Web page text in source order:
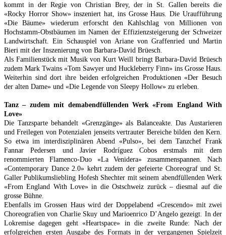
kommt in der Regie von Christian Brey, der in St. Gallen bereits die
«Rocky Horror Show» inszeniert hat, ins Grosse Haus. Die Uraufführung
«Die Bäume» wiederum erforscht den Kahlschlag von Millionen von
Hochstamm-Obstbäumen im Namen der Effizienzsteigerung der Schweizer
Landwirtschaft. Ein Schauspiel von Ariane von Graffenried und Martin
Bieri mit der Inszenierung von Barbara-David Brüesch.
Als Familienstück mit Musik von Kurt Weill bringt Barbara-David Brüesch
zudem Mark Twains «Tom Sawyer und Huckleberry Finn» ins Grosse Haus.
Weiterhin sind dort ihre beiden erfolgreichen Produktionen «Der Besuch
der alten Dame» und «Die Legende von Sleepy Hollow» zu erleben.
Tanz – zudem mit demabendfüllenden Werk «From England With
Love»
Die Tanzsparte behandelt «Grenzgänge» als Balanceakte. Das Austarieren
und Freilegen von Potenzialen jenseits vertrauter Bereiche bilden den Kern.
So etwa im interdisziplinären Abend «Pulso», bei dem Tanzchef Frank
Fannar Pedersen und Javier Rodríguez Cobos erstmals mit dem
renommierten Flamenco-Duo «La Venidera» zusammenspannen. Nach
«Contemporary Dance 2.0» kehrt zudem der gefeierte Choreograf und St.
Galler Publikumsliebling Hofesh Shechter mit seinem abendfüllenden Werk
«From England With Love» in die Ostschweiz zurück – diesmal auf die
grosse Bühne.
Ebenfalls im Grossen Haus wird der Doppelabend «Crescendo» mit zwei
Choreografien von Charlie Skuy und Marioenrico D’Angelo gezeigt. In der
Lokremise dagegen geht «Heartspace» in die zweite Runde: Nach der
erfolgreichen ersten Ausgabe des Formats in der vergangenen Spielzeit